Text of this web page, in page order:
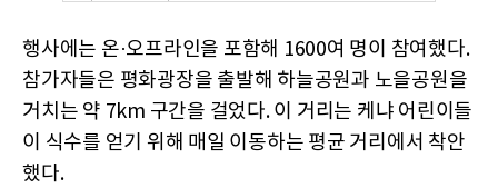
행사에는 온·오프라인을 포함해 1600여 명이 참여했다.
참가자들은 평화광장을 출발해 하늘공원과 노을공원을
거치는 약 7km 구간을 걸었다. 이 거리는 케냐 어린이들
이 식수를 얻기 위해 매일 이동하는 평균 거리에서 착안
했다.